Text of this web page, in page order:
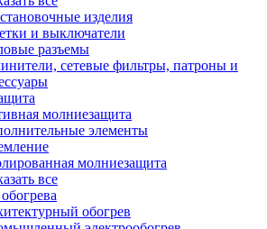
изделия
и выключатели
разъемы
сетевые фильтры, патроны и
молниезащита
элементы
молниезащита
все
обогрев